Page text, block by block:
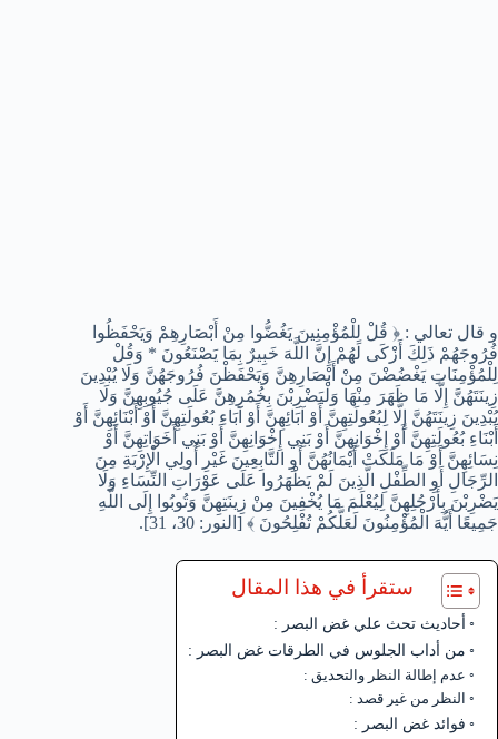
و قال تعالي : ﴿ قُلْ لِلْمُؤْمِنِينَ يَغُضُّوا مِنْ أَبْصَارِهِمْ وَيَحْفَظُوا
فُرُوجَهُمْ ذَلِكَ أَزْكَى لَهُمْ إِنَّ اللَّهَ خَبِيرٌ بِمَا يَصْنَعُونَ * وَقُلْ
لِلْمُؤْمِنَاتِ يَغْضُضْنَ مِنْ أَبْصَارِهِنَّ وَيَحْفَظْنَ فُرُوجَهُنَّ وَلَا يُبْدِينَ
زِينَتَهُنَّ إِلَّا مَا ظَهَرَ مِنْهَا وَلْيَضْرِبْنَ بِخُمُرِهِنَّ عَلَى جُيُوبِهِنَّ وَلَا
يُبْدِينَ زِينَتَهُنَّ إِلَّا لِبُعُولَتِهِنَّ أَوْ آبَائِهِنَّ أَوْ آبَاءِ بُعُولَتِهِنَّ أَوْ أَبْنَائِهِنَّ أَوْ
أَبْنَاءِ بُعُولَتِهِنَّ أَوْ إِخْوَانِهِنَّ أَوْ بَنِي إِخْوَانِهِنَّ أَوْ بَنِي أَخَوَاتِهِنَّ أَوْ
نِسَائِهِنَّ أَوْ مَا مَلَكَتْ أَيْمَانُهُنَّ أَوِ التَّابِعِينَ غَيْرِ أُولِي الْإِرْبَةِ مِنَ
الرِّجَالِ أَوِ الطِّفْلِ الَّذِينَ لَمْ يَظْهَرُوا عَلَى عَوْرَاتِ النِّسَاءِ وَلَا
يَضْرِبْنَ بِأَرْجُلِهِنَّ لِيُعْلَمَ مَا يُخْفِينَ مِنْ زِينَتِهِنَّ وَتُوبُوا إِلَى اللَّهِ
جَمِيعًا أَيُّهَ الْمُؤْمِنُونَ لَعَلَّكُمْ تُفْلِحُونَ ﴾ [النور: 30، 31].
ستقرأ في هذا المقال
أحاديث تحث علي غض البصر :
من أداب الجلوس في الطرقات غض البصر :
عدم إطالة النظر والتحديق :
النظر من غير قصد :
فوائد غض البصر :